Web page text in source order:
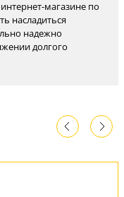
магазине по
насладиться
надежно
долгого